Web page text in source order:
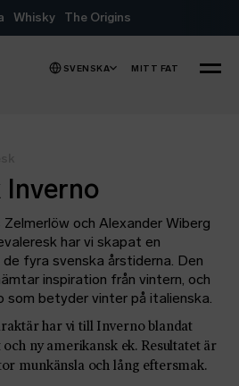
till innehåll
SVENSKA MITT FAT MENY
Whisky The Origins
Inverno
och Alexander Wiberg
har vi skapat en
fyra svenska årstiderna. Den
inspiration från vintern, och
som betyder vinter på italienska.
har vi till Inverno blandat
ny amerikansk ek. Resultatet är
munkänsla och lång eftersmak.